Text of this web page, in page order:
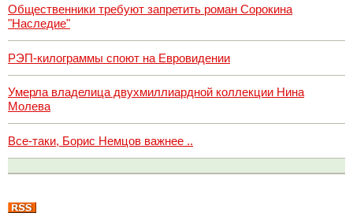
Общественники требуют запретить роман Сорокина
"Наследие"
РЭП-килограммы споют на Евровидении
Умерла владелица двухмиллиардной коллекции Нина
Молева
Все-таки, Борис Немцов важнее ..